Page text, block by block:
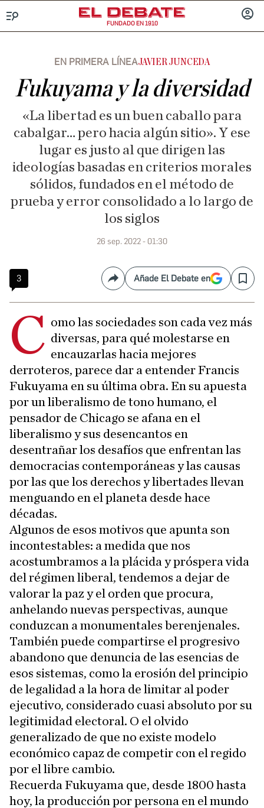
FUNDADO EN 1910
EN PRIMERA LÍNEAJAVIER JUNCEDA
Fukuyama y la diversidad
«La libertad es un buen caballo para
cabalgar… pero hacia algún sitio». Y ese
lugar es justo al que dirigen las
ideologías basadas en criterios morales
sólidos, fundados en el método de
prueba y error consolidado a lo largo de
los siglos
26 sep. 2022 - 01:30
3 CompartirAñade El Debate en Save
C omo las sociedades son cada vez más
diversas, para qué molestarse en
encauzarlas hacia mejores
derroteros, parece dar a entender Francis
Fukuyama en su última obra. En su apuesta
por un liberalismo de tono humano, el
pensador de Chicago se afana en el
liberalismo y sus desencantos en
desentrañar los desafíos que enfrentan las
democracias contemporáneas y las causas
por las que los derechos y libertades llevan
menguando en el planeta desde hace
décadas.
Algunos de esos motivos que apunta son
incontestables: a medida que nos
acostumbramos a la plácida y próspera vida
del régimen liberal, tendemos a dejar de
valorar la paz y el orden que procura,
anhelando nuevas perspectivas, aunque
conduzcan a monumentales berenjenales.
También puede compartirse el progresivo
abandono que denuncia de las esencias de
esos sistemas, como la erosión del principio
de legalidad a la hora de limitar al poder
ejecutivo, considerado cuasi absoluto por su
legitimidad electoral. O el olvido
generalizado de que no existe modelo
económico capaz de competir con el regido
por el libre cambio.
Recuerda Fukuyama que, desde 1800 hasta
hoy, la producción por persona en el mundo